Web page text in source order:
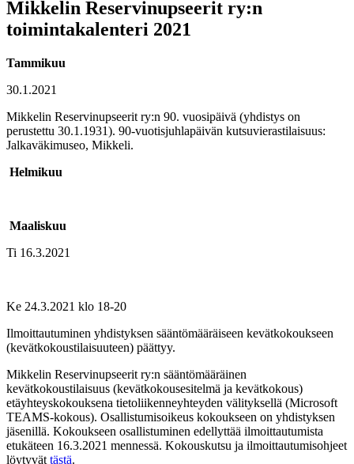
Mikkelin Reservinupseerit ry:n
toimintakalenteri 2021
Tammikuu
30.1.2021
Mikkelin Reservinupseerit ry:n 90. vuosipäivä (yhdistys on
perustettu 30.1.1931). 90-vuotisjuhlapäivän kutsuvierastilaisuus:
Jalkaväkimuseo, Mikkeli.
Helmikuu
Maaliskuu
Ti 16.3.2021
Ke 24.3.2021 klo 18-20
Ilmoittautuminen yhdistyksen sääntömääräiseen kevätkokoukseen
(kevätkokoustilaisuuteen) päättyy.
Mikkelin Reservinupseerit ry:n sääntömääräinen
kevätkokoustilaisuus (kevätkokousesitelmä ja kevätkokous)
etäyhteyskokouksena tietoliikenneyhteyden välityksellä (Microsoft
TEAMS-kokous). Osallistumisoikeus kokoukseen on yhdistyksen
jäsenillä. Kokoukseen osallistuminen edellyttää ilmoittautumista
etukäteen 16.3.2021 mennessä. Kokouskutsu ja ilmoittautumisohjeet
löytyvät tästä.